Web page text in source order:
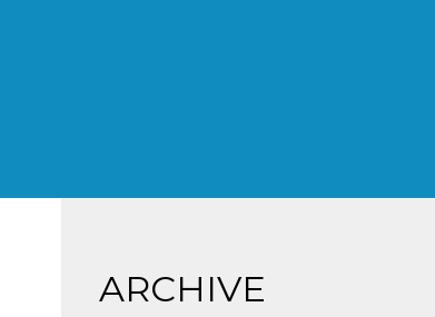
ARCHIVE